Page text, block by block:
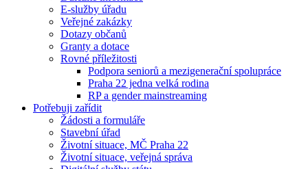
E-služby úřadu
Veřejné zakázky
Dotazy občanů
Granty a dotace
Rovné příležitosti
Podpora seniorů a mezigenerační spolupráce
Praha 22 jedna velká rodina
RP a gender mainstreaming
Potřebuji zařídit
Žádosti a formuláře
Stavební úřad
Životní situace, MČ Praha 22
Životní situace, veřejná správa